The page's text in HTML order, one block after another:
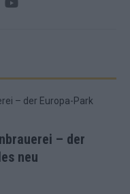
– der
neu